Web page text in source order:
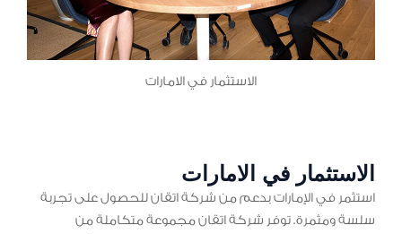
الاستثمار في الامارات
الاستثمار في الامارات
استثمر في الإمارات بدعم من شركة اتقان للحصول على تجربة
سلسة ومثمرة. توفر شركة اتقان مجموعة متكاملة من